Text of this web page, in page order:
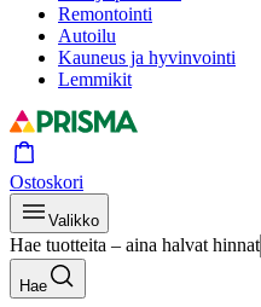
Remontointi
Autoilu
Kauneus ja hyvinvointi
Lemmikit
Ostoskori
Valikko
Hae tuotteita – aina halvat hinnat
Hae